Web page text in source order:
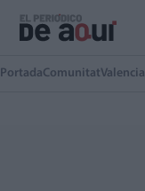
PortadaComunitatValencia